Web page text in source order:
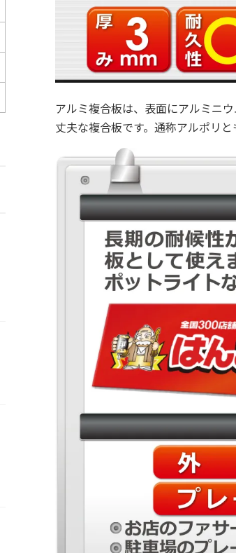
アルミ複合板は、表面にアルミニ
丈夫な複合板です。通称アルポリ